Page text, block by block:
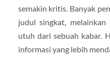
semakin kritis. Banyak
judul singkat, melainkan
utuh dari sebuah kabar.
informasi yang lebih